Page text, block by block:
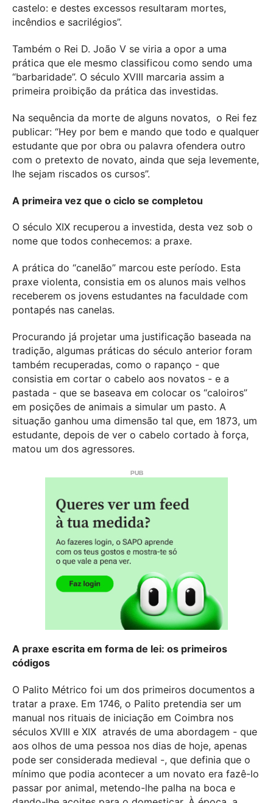
castelo: e destes excessos resultaram mortes,
incêndios e sacrilégios”.
Também o Rei D. João V se viria a opor a uma
prática que ele mesmo classificou como sendo uma
“barbaridade”. O século XVIII marcaria assim a
primeira proibição da prática das investidas.
Na sequência da morte de alguns novatos, o Rei fez
publicar: “Hey por bem e mando que todo e qualquer
estudante que por obra ou palavra ofendera outro
com o pretexto de novato, ainda que seja levemente,
lhe sejam riscados os cursos”.
A primeira vez que o ciclo se completou
O século XIX recuperou a investida, desta vez sob o
nome que todos conhecemos: a praxe.
A prática do “canelão” marcou este período. Esta
praxe violenta, consistia em os alunos mais velhos
receberem os jovens estudantes na faculdade com
pontapés nas canelas.
Procurando já projetar uma justificação baseada na
tradição, algumas práticas do século anterior foram
também recuperadas, como o rapanço - que
consistia em cortar o cabelo aos novatos - e a
pastada - que se baseava em colocar os “caloiros”
em posições de animais a simular um pasto. A
situação ganhou uma dimensão tal que, em 1873, um
estudante, depois de ver o cabelo cortado à força,
matou um dos agressores.
A praxe escrita em forma de lei: os primeiros
códigos
O Palito Métrico foi um dos primeiros documentos a
tratar a praxe. Em 1746, o Palito pretendia ser um
manual nos rituais de iniciação em Coimbra nos
séculos XVIII e XIX através de uma abordagem - que
aos olhos de uma pessoa nos dias de hoje, apenas
pode ser considerada medieval -, que definia que o
mínimo que podia acontecer a um novato era fazê-lo
passar por animal, metendo-lhe palha na boca e